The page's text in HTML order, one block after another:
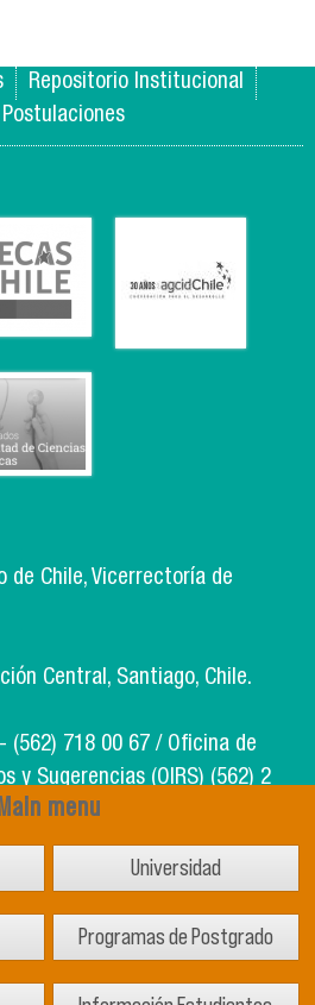
menu
Universidad
Programas de Postgrado
Repositorio Institucional
de Chile, Vicerrectoría de
Central, Santiago, Chile.
(562) 718 00 67 / Oficina de
y Sugerencias (OIRS) (562) 2
(562) 718 02 25